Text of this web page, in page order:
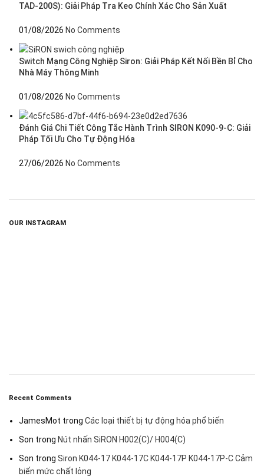
TAD-200S): Giải Pháp Tra Keo Chính Xác Cho Sản Xuất
01/08/2026 No Comments
Switch Mạng Công Nghiệp Siron: Giải Pháp Kết Nối Bền Bỉ Cho
Nhà Máy Thông Minh
01/08/2026 No Comments
Đánh Giá Chi Tiết Công Tắc Hành Trình SIRON K090-9-C: Giải
Pháp Tối Ưu Cho Tự Động Hóa
27/06/2026 No Comments
OUR INSTAGRAM
Recent Comments
JamesMot trong Các loại thiết bị tự động hóa phổ biến
Son trong Nút nhấn SiRON H002(C)/ H004(C)
Son trong Siron K044-17 K044-17C K044-17P K044-17P-C Cảm
biến mức chất lỏng